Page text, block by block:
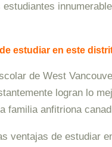
estudiantes
estudiar en este
de West
logran lo
familia anfitriona
ventajas de estudiar